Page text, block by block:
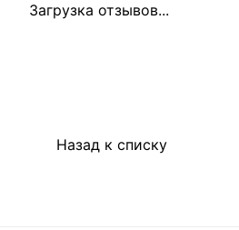
Загрузка отзывов...
Назад к списку